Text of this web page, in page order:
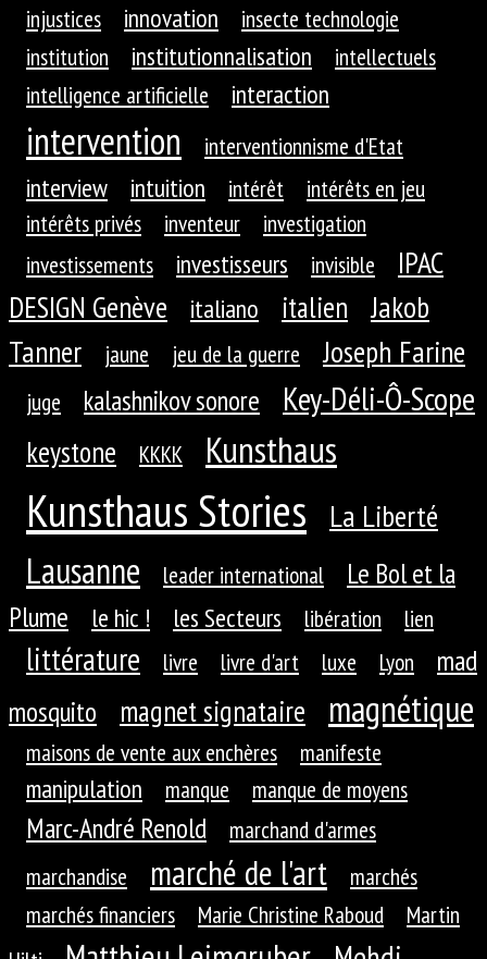
injustices innovation
insecte technologie
institution
institutionnalisation
intellectuels
intelligence artificielle
interaction
intervention interventionnisme d'Etat
interview intuition intérêt
intérêts en jeu
intérêts privés
inventeur
investigation
investissements
investisseurs invisible
IPAC
DESIGN Genève
italiano italien
Jakob
Tanner
jaune jeu de la guerre Joseph Farine
juge kalashnikov sonore Key-Déli-Ô-Scope
keystone KKKK Kunsthaus
Kunsthaus Stories La Liberté
Lausanne leader international
Le Bol et la
Plume
le hic ! les Secteurs libération lien
littérature livre livre d'art luxe Lyon
mad
mosquito
magnet signataire magnétique
maisons de vente aux enchères manifeste
manipulation manque manque de moyens
Marc-André Renold
marchand d'armes
marchandise
marché de l'art
marchés
marchés financiers
Marie Christine Raboud
Martin